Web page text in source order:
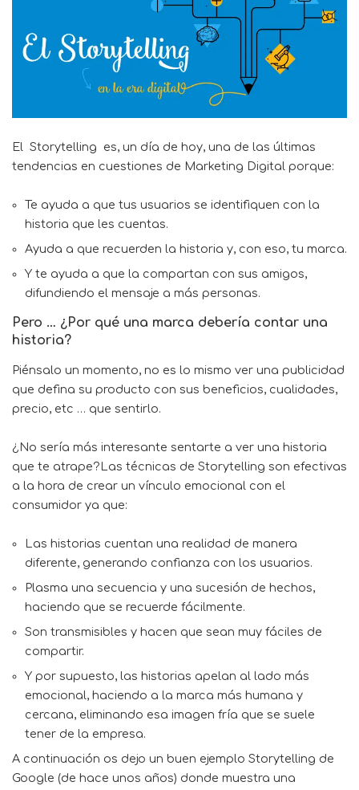
El Storytelling es, un día de hoy, una de las últimas
tendencias en cuestiones de Marketing Digital porque:
Te ayuda a que tus usuarios se identifiquen con la
historia que les cuentas.
Ayuda a que recuerden la historia y, con eso, tu marca.
Y te ayuda a que la compartan con sus amigos,
difundiendo el mensaje a más personas.
Pero … ¿Por qué una marca debería contar una
historia?
Piénsalo un momento, no es lo mismo ver una publicidad
que defina su producto con sus beneficios, cualidades,
precio, etc … que sentirlo.
¿No sería más interesante sentarte a ver una historia
que te atrape?Las técnicas de Storytelling son efectivas
a la hora de crear un vínculo emocional con el
consumidor ya que:
Las historias cuentan una realidad de manera
diferente, generando confianza con los usuarios.
Plasma una secuencia y una sucesión de hechos,
haciendo que se recuerde fácilmente.
Son transmisibles y hacen que sean muy fáciles de
compartir.
Y por supuesto, las historias apelan al lado más
emocional, haciendo a la marca más humana y
cercana, eliminando esa imagen fría que se suele
tener de la empresa.
A continuación os dejo un buen ejemplo Storytelling de
Google (de hace unos años) donde muestra una